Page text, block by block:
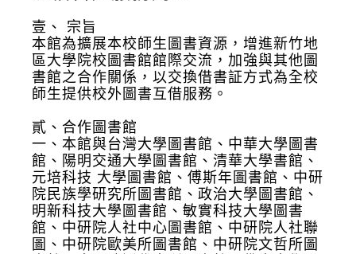
壹、 宗旨
本館為擴展本校師生圖書資源，增進新竹地
區大學院校圖書館館際交流，加強與其他圖
書館之合作關係，以交換借書証方式為全校
師生提供校外圖書互借服務。
貳、合作圖書館
一、本館與台灣大學圖書館、中華大學圖書
館、陽明交通大學圖書館、清華大學書館、
元培科技 大學圖書館、傅斯年圖書館、中研
院民族學研究所圖書館、政治大學圖書館、
明新科技大學圖書館、敏實科技大學圖書
館、中研院人社中心圖書館、中研院人社聯
圖、中研院歐美所圖書館、中研院文哲所圖